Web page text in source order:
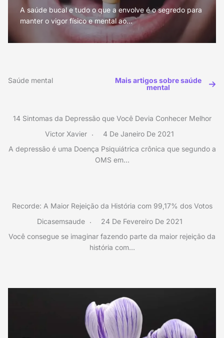
A saúde bucal e tudo o que a envolve é o segredo para
manter o vigor físico e mental ao…
Saúde mental
Mais artigos sobre saúde
mental
14 Sintomas da Depressão que Você Devia Conhecer Melhor
Victor Xavier
4 De Janeiro De 2021
A depressão é uma Doença Psiquiátrica crônica que segundo a
OMS em…
Recorde: A Maior Rejeição da História com 99,17% dos Votos
Dicasemsaude
24 De Fevereiro De 2021
Você consegue se imaginar fazendo parte da maior rejeição da
história com…